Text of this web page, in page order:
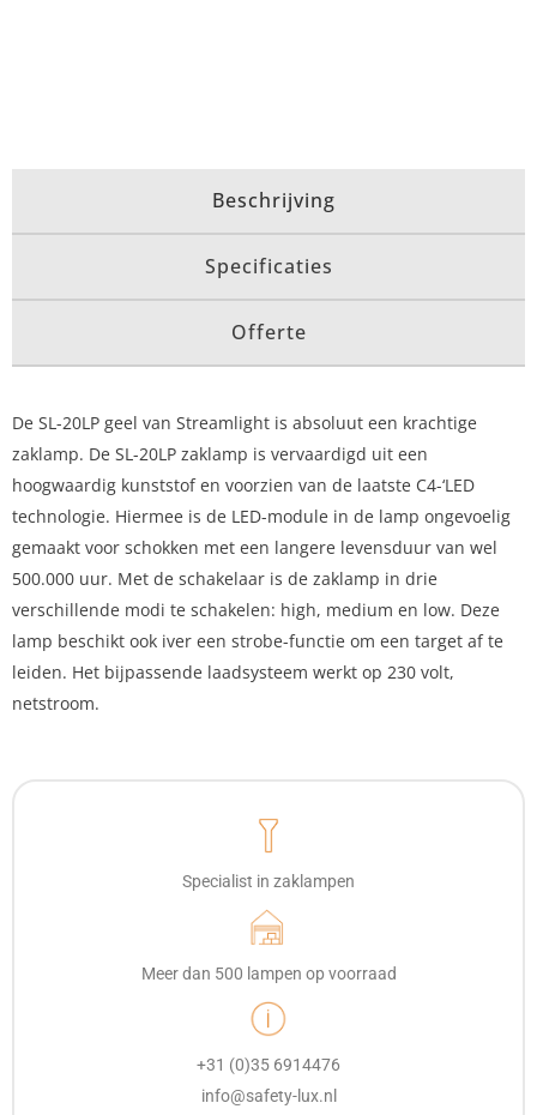
Beschrijving
Specificaties
Offerte
De SL-20LP geel van Streamlight is absoluut een krachtige
zaklamp. De SL-20LP zaklamp is vervaardigd uit een
hoogwaardig kunststof en voorzien van de laatste C4-‘LED
technologie. Hiermee is de LED-module in de lamp ongevoelig
gemaakt voor schokken met een langere levensduur van wel
500.000 uur. Met de schakelaar is de zaklamp in drie
verschillende modi te schakelen: high, medium en low. Deze
lamp beschikt ook iver een strobe-functie om een target af te
leiden. Het bijpassende laadsysteem werkt op 230 volt,
netstroom.
Specialist in zaklampen
Meer dan 500 lampen op voorraad
+31 (0)35 6914476
info@safety-lux.nl